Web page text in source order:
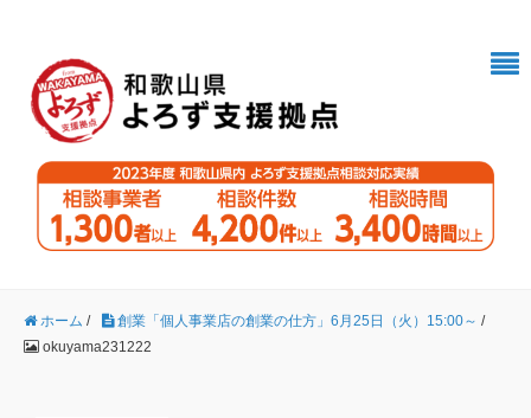
ホーム / 創業「個人事業店の創業の仕方」6月25日（火）15:00～ /
okuyama231222